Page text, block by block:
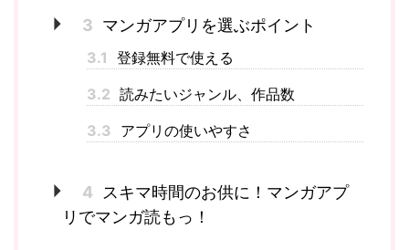
3 マンガアプリを選ぶポイント
3.1 登録無料で使える
3.2 読みたいジャンル、作品数
3.3 アプリの使いやすさ
4
スキマ時間のお供に！マンガアプ
リでマンガ読もっ！